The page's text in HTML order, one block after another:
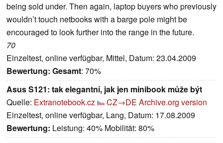
being sold under. Then again, laptop buyers who previously
wouldn’t touch netbooks with a barge pole might be
encouraged to look further into the range in the future.
70
Einzeltest, online verfügbar, Mittel, Datum: 23.04.2009
Bewertung: Gesamt: 70%
Asus S121: tak elegantní, jak jen minibook může být
Quelle: Extranotebook.cz CZ→DE Archive.org version
Einzeltest, online verfügbar, Lang, Datum: 17.08.2009
Bewertung: Leistung: 40% Mobilität: 80%